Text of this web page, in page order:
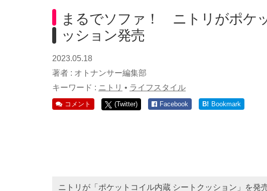
まるでソファ！ ニトリがポケ
ッション発売
2023.05.18
著者 : オトナンサー編集部
キーワード : ニトリ • ライフスタイル
コメント (Twitter) Facebook B! Bookmark
ニトリが「ポケットコイル内蔵 シートクッション」を発